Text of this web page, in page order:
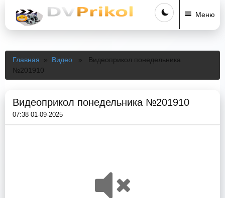
Меню
Главная » Видео » Видеоприкол понедельника
№201910
Видеоприкол понедельника №201910
07:38 01-09-2025